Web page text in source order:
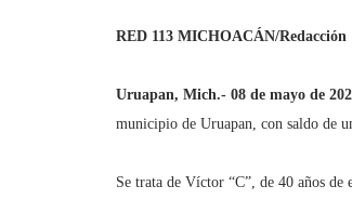
RED 113 MICHOACÁN/Redacción
Uruapan, Mich.- 08 de mayo de
municipio de Uruapan, con saldo de
Se trata de Víctor “C”, de 40 años